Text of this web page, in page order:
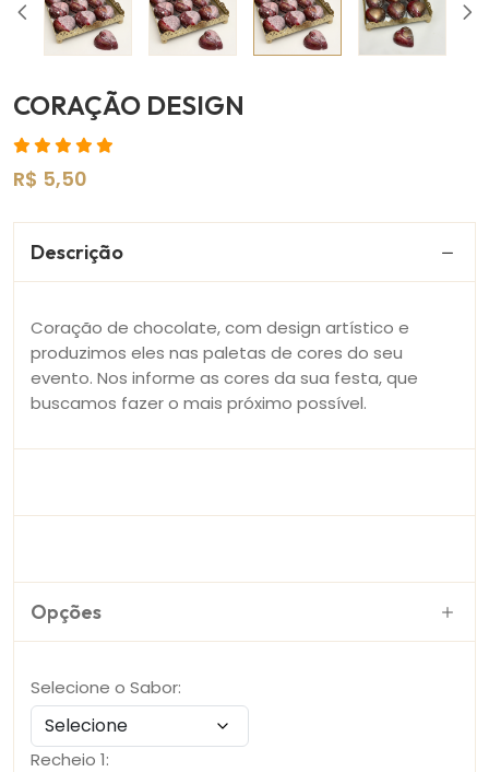
CORAÇÃO DESIGN
R$ 5,50
Descrição
Coração de chocolate, com design artístico e
produzimos eles nas paletas de cores do seu
evento. Nos informe as cores da sua festa, que
buscamos fazer o mais próximo possível.
Opções
Selecione o Sabor:
Recheio 1: